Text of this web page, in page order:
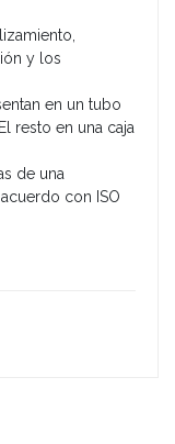
y los
en un tubo
resto en una caja
de una
con ISO